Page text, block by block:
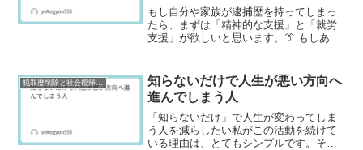
います。
もし自分や家族が逮捕歴を持ってしまっ
たら、まずは「精神的な支援」と「就労
支援」が欲しいと思います。👔 もしあな
いますか?採用担当者の立場で考えると、
まずは「どのような理...
犯罪歴削除と社会復帰研究
知らないだけで人生が悪い方向へ
進んでしまう人
「知らないだけ」で人生が変わってしま
う人を減らしたい私がこの活動を続けて
いる理由は、とてもシンプルです。それ